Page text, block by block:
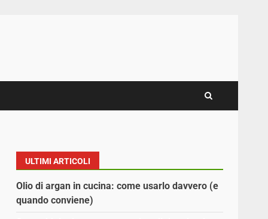
ULTIMI ARTICOLI
Olio di argan in cucina: come usarlo davvero (e
quando conviene)